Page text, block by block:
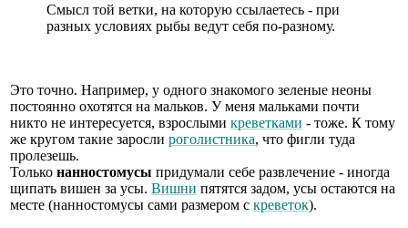
Смысл той ветки, на которую ссылаетесь - при
разных условиях рыбы ведут себя по-разному.
Это точно. Например, у одного знакомого зеленые неоны
постоянно охотятся на мальков. У меня мальками почти
никто не интересуется, взрослыми креветками - тоже. К тому
же кругом такие заросли роголистника, что фигли туда
пролезешь.
Только нанностомусы придумали себе развлечение - иногда
щипать вишен за усы. Вишни пятятся задом, усы остаются на
месте (нанностомусы сами размером с креветок).